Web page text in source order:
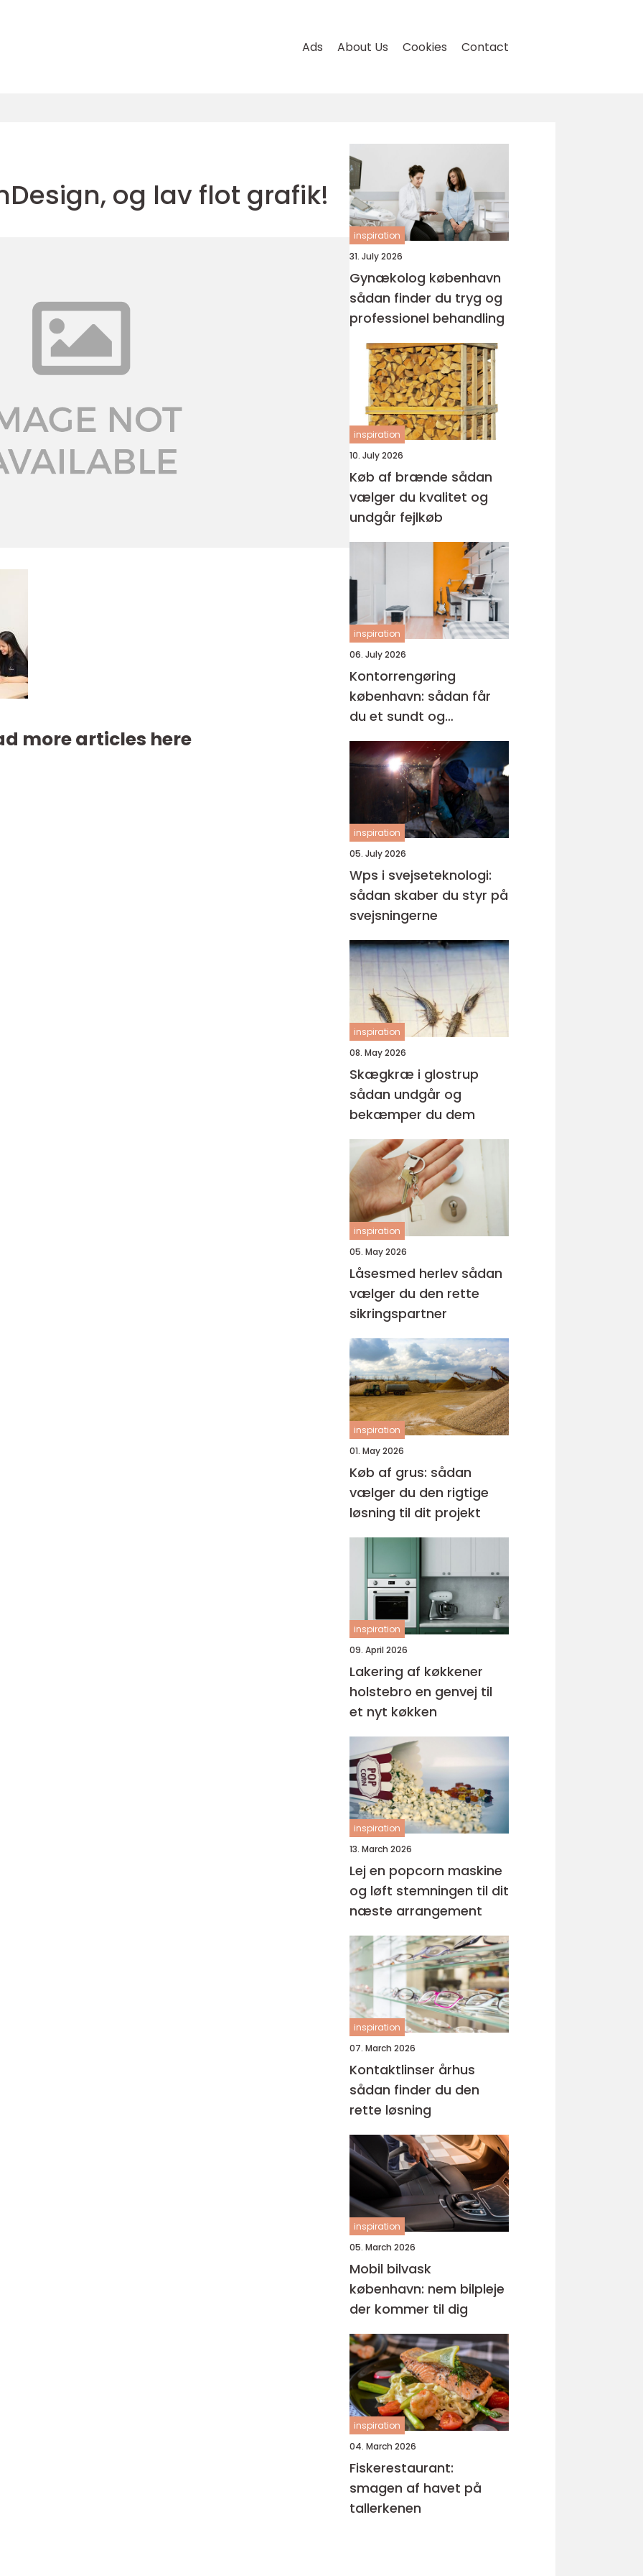
Ads About Us Cookies Contact
og lav flot grafik!
more articles here
inspiration
31. July 2026
Gynækolog københavn
sådan finder du tryg og
professionel behandling
inspiration
10. July 2026
Køb af brænde sådan
vælger du kvalitet og
undgår fejlkøb
inspiration
06. July 2026
Kontorrengøring
københavn: sådan får
du et sundt og
professionelt
arbejdsmiljø
inspiration
05. July 2026
Wps i svejseteknologi:
sådan skaber du styr på
svejsningerne
inspiration
08. May 2026
Skægkræ i glostrup
sådan undgår og
bekæmper du dem
inspiration
05. May 2026
Låsesmed herlev sådan
vælger du den rette
sikringspartner
inspiration
01. May 2026
Køb af grus: sådan
vælger du den rigtige
løsning til dit projekt
inspiration
09. April 2026
Lakering af køkkener
holstebro en genvej til
et nyt køkken
inspiration
13. March 2026
Lej en popcorn maskine
og løft stemningen til dit
næste arrangement
inspiration
07. March 2026
Kontaktlinser århus
sådan finder du den
rette løsning
inspiration
05. March 2026
Mobil bilvask
københavn: nem bilpleje
der kommer til dig
inspiration
04. March 2026
Fiskerestaurant:
smagen af havet på
tallerkenen